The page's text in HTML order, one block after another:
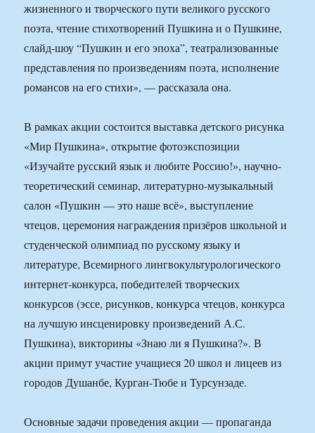
жизненного и творческого пути великого русского
поэта, чтение стихотворений Пушкина и о Пушкине,
слайд-шоу “Пушкин и его эпоха”, театрализованные
представления по произведениям поэта, исполнение
романсов на его стихи», — рассказала она.
В рамках акции состоится выставка детского рисунка
«Мир Пушкина», открытие фотоэкспозиции
«Изучайте русский язык и любите Россию!», научно-
теоретический семинар, литературно-музыкальный
салон «Пушкин — это наше всё», выступление
чтецов, церемония награждения призёров школьной и
студенческой олимпиад по русскому языку и
литературе, Всемирного лингвокультурологического
интернет-конкурса, победителей творческих
конкурсов (эссе, рисунков, конкурса чтецов, конкурса
на лучшую инсценировку произведений А.С.
Пушкина), викторины «Знаю ли я Пушкина?». В
акции примут участие учащиеся 20 школ и лицеев из
городов Душанбе, Курган-Тюбе и Турсунзаде.
Основные задачи проведения акции — пропаганда